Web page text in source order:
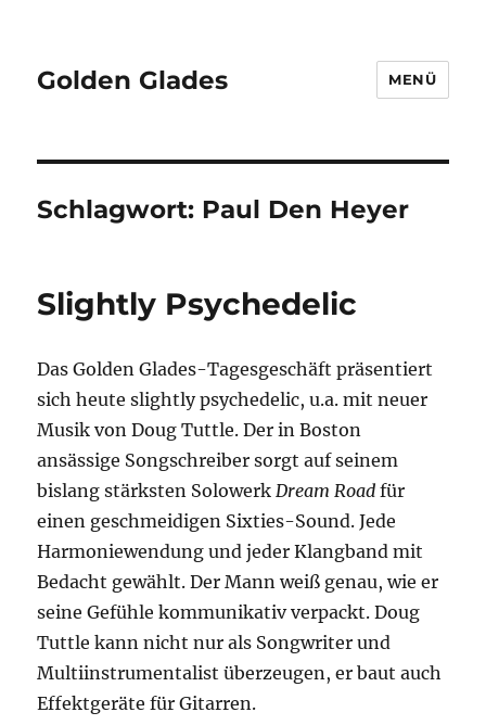
Golden Glades MENÜ
Schlagwort: Paul Den Heyer
Slightly Psychedelic
Das Golden Glades-Tagesgeschäft präsentiert
sich heute slightly psychedelic, u.a. mit neuer
Musik von Doug Tuttle. Der in Boston
ansässige Songschreiber sorgt auf seinem
bislang stärksten SolowerkDream Road für
einen geschmeidigen Sixties-Sound. Jede
Harmoniewendung und jeder Klangband mit
Bedacht gewählt. Der Mann weiß genau, wie er
seine Gefühle kommunikativ verpackt. Doug
Tuttle kann nicht nur als Songwriter und
Multiinstrumentalist überzeugen, er baut auch
Effektgeräte für Gitarren.